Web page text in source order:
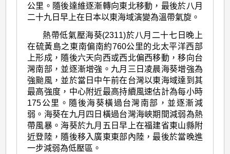
公里。隨後達維逐漸轉向東北移動，最後於八月
二十九日早上在日本以東海域演變為溫帶氣旋。
熱帶低氣壓海葵(2311)於八月二十七日晚上
在硫黃島之東南偏南約760公里的北太平洋西部
上形成，隨後六天向西或西北偏西移動，移向台
灣南部，並逐漸增強。九月三日凌晨海葵增強為
強颱風，並於當日中午前在台灣以東海域達到其
最高強度，中心附近最高持續風速估計為每小時
175公里。隨後海葵橫過台灣南部，並逐漸減
弱。海葵在九月四日橫過台灣海峽期間減弱為熱
帶風暴。海葵於九月五日早上在福建省東山縣附
近登陸，隨後移入廣東東部內陸，最後於當晚進
一步減弱為低壓區。